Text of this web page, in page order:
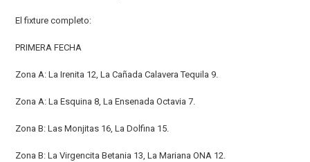
El fixture completo:
PRIMERA FECHA
Zona A: La Irenita 12, La Cañada Calavera Tequila 9.
Zona A: La Esquina 8, La Ensenada Octavia 7.
Zona B: Las Monjitas 16, La Dolfina 15.
Zona B: La Virgencita Betania 13, La Mariana ONA 12.